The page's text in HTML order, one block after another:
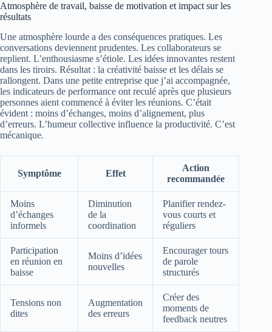
Atmosphère de travail, baisse de motivation et impact sur les
résultats
Une atmosphère lourde a des conséquences pratiques. Les
conversations deviennent prudentes. Les collaborateurs se
replient. L’enthousiasme s’étiole. Les idées innovantes restent
dans les tiroirs. Résultat : la créativité baisse et les délais se
rallongent. Dans une petite entreprise que j’ai accompagnée,
les indicateurs de performance ont reculé après que plusieurs
personnes aient commencé à éviter les réunions. C’était
évident : moins d’échanges, moins d’alignement, plus
d’erreurs. L’humeur collective influence la productivité. C’est
mécanique.
Symptôme Effet
Action
recommandée
Moins
d’échanges
informels
Diminution
de la
coordination
Planifier rendez-
vous courts et
réguliers
Participation
en réunion en
baisse
Moins d’idées
nouvelles
Encourager tours
de parole
structurés
Tensions non
dites
Augmentation
des erreurs
Créer des
moments de
feedback neutres